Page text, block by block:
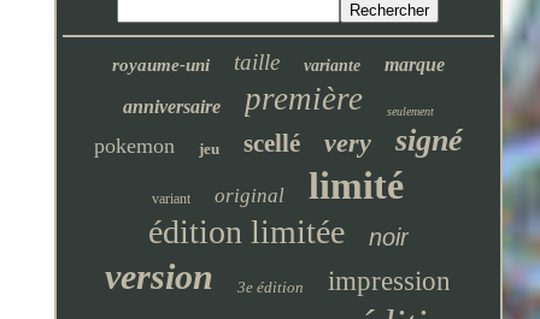
royaume-uni taille variante marque
anniversaire première seulement
pokemon jeu scellé very signé
variant original limité
édition limitée noir
version 3e édition impression